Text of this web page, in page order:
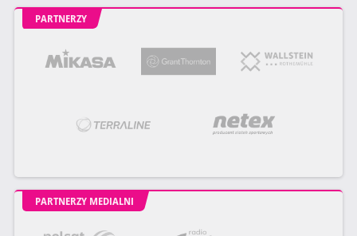
PARTNERZY
PARTNERZY MEDIALNI